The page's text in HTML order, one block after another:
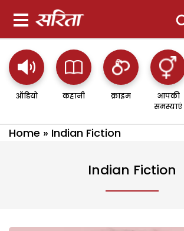
ऑडियो कहानी क्राइम
आपकी
समस्याएं
Home » Indian Fiction
Indian Fiction